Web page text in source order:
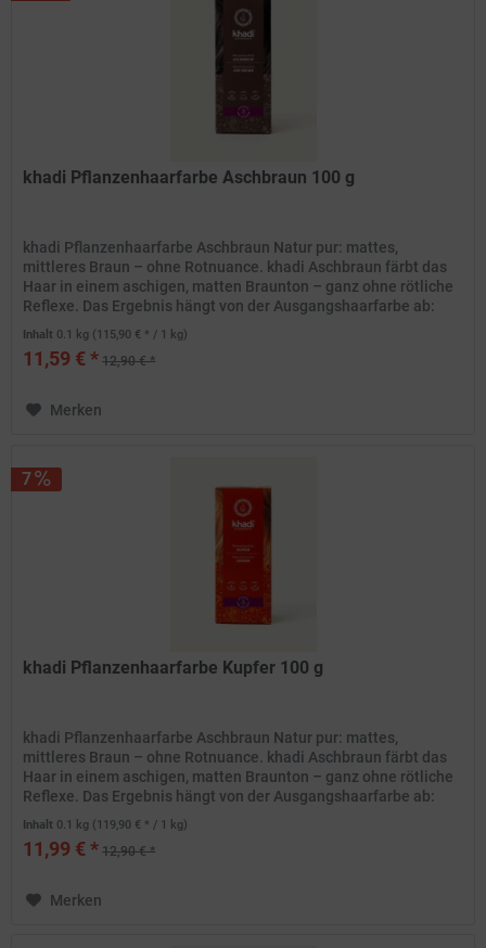
khadi Pflanzenhaarfarbe Aschbraun 100 g
khadi Pflanzenhaarfarbe Aschbraun Natur pur: mattes,
mittleres Braun – ohne Rotnuance. khadi Aschbraun färbt das
Haar in einem aschigen, matten Braunton – ganz ohne rötliche
Reflexe. Das Ergebnis hängt von der Ausgangshaarfarbe ab:
Das...
Inhalt 0.1 kg (115,90 € * / 1 kg)
11,59 € * 12,90 € *
Merken
7
khadi Pflanzenhaarfarbe Kupfer 100 g
khadi Pflanzenhaarfarbe Aschbraun Natur pur: mattes,
mittleres Braun – ohne Rotnuance. khadi Aschbraun färbt das
Haar in einem aschigen, matten Braunton – ganz ohne rötliche
Reflexe. Das Ergebnis hängt von der Ausgangshaarfarbe ab:
Das...
Inhalt 0.1 kg (119,90 € * / 1 kg)
11,99 € * 12,90 € *
Merken